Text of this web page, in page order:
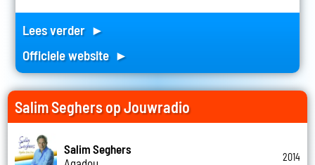
Lees verder ►
Officiele website ►
Salim Seghers op Jouwradio
Salim Seghers
2014